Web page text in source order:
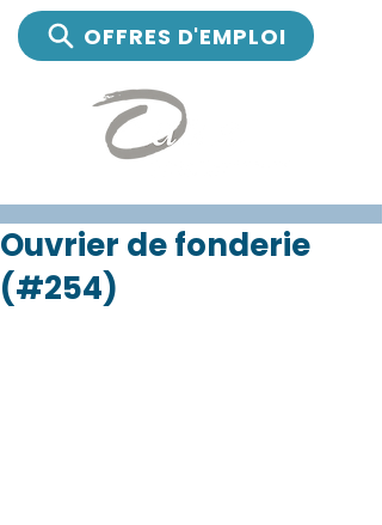
OFFRES D'EMPLOI
Ouvrier de fonderie
(#254)